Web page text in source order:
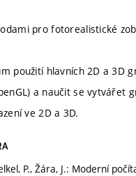
pro fotorealistické
použití hlavních 2D a 3D
a naučit se vytvářet
ve 2D a 3D.
P., Žára, J.: Moderní